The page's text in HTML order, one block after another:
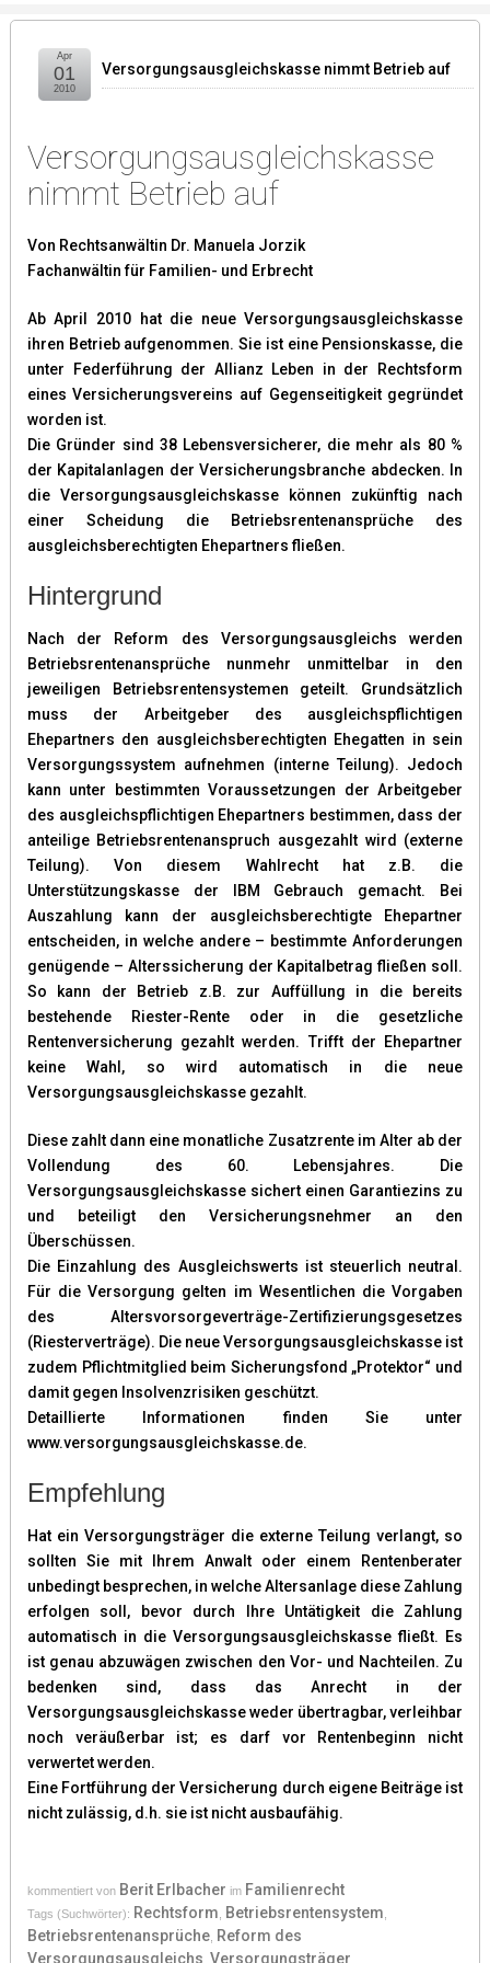
Versorgungsausgleichskasse nimmt Betrieb auf
Apr
01
2010
Versorgungsausgleichskasse
nimmt Betrieb auf
Von Rechtsanwältin Dr. Manuela Jorzik
Fachanwältin für Familien- und Erbrecht
Ab April 2010 hat die neue Versorgungsausgleichskasse
ihren Betrieb aufgenommen. Sie ist eine Pensionskasse, die
unter Federführung der Allianz Leben in der Rechtsform
eines Versicherungsvereins auf Gegenseitigkeit gegründet
worden ist.
Die Gründer sind 38 Lebensversicherer, die mehr als 80 %
der Kapitalanlagen der Versicherungsbranche abdecken. In
die Versorgungsausgleichskasse können zukünftig nach
einer Scheidung die Betriebsrentenansprüche des
ausgleichsberechtigten Ehepartners fließen.
Hintergrund
Nach der Reform des Versorgungsausgleichs werden
Betriebsrentenansprüche nunmehr unmittelbar in den
jeweiligen Betriebsrentensystemen geteilt. Grundsätzlich
muss der Arbeitgeber des ausgleichspflichtigen
Ehepartners den ausgleichsberechtigten Ehegatten in sein
Versorgungssystem aufnehmen (interne Teilung). Jedoch
kann unter bestimmten Voraussetzungen der Arbeitgeber
des ausgleichspflichtigen Ehepartners bestimmen, dass der
anteilige Betriebsrentenanspruch ausgezahlt wird (externe
Teilung). Von diesem Wahlrecht hat z.B. die
Unterstützungskasse der IBM Gebrauch gemacht. Bei
Auszahlung kann der ausgleichsberechtigte Ehepartner
entscheiden, in welche andere – bestimmte Anforderungen
genügende – Alterssicherung der Kapitalbetrag fließen soll.
So kann der Betrieb z.B. zur Auffüllung in die bereits
bestehende Riester-Rente oder in die gesetzliche
Rentenversicherung gezahlt werden. Trifft der Ehepartner
keine Wahl, so wird automatisch in die neue
Versorgungsausgleichskasse gezahlt.
Diese zahlt dann eine monatliche Zusatzrente im Alter ab der
Vollendung des 60. Lebensjahres. Die
Versorgungsausgleichskasse sichert einen Garantiezins zu
und beteiligt den Versicherungsnehmer an den
Überschüssen.
Die Einzahlung des Ausgleichswerts ist steuerlich neutral.
Für die Versorgung gelten im Wesentlichen die Vorgaben
des Altersvorsorgeverträge-Zertifizierungsgesetzes
(Riesterverträge). Die neue Versorgungsausgleichskasse ist
zudem Pflichtmitglied beim Sicherungsfond „Protektor“ und
damit gegen Insolvenzrisiken geschützt.
Detaillierte Informationen finden Sie unter
www.versorgungsausgleichskasse.de.
Empfehlung
Hat ein Versorgungsträger die externe Teilung verlangt, so
sollten Sie mit Ihrem Anwalt oder einem Rentenberater
unbedingt besprechen, in welche Altersanlage diese Zahlung
erfolgen soll, bevor durch Ihre Untätigkeit die Zahlung
automatisch in die Versorgungsausgleichskasse fließt. Es
ist genau abzuwägen zwischen den Vor- und Nachteilen. Zu
bedenken sind, dass das Anrecht in der
Versorgungsausgleichskasse weder übertragbar, verleihbar
noch veräußerbar ist; es darf vor Rentenbeginn nicht
verwertet werden.
Eine Fortführung der Versicherung durch eigene Beiträge ist
nicht zulässig, d.h. sie ist nicht ausbaufähig.
kommentiert von Berit Erlbacher im Familienrecht
Tags (Suchwörter): Rechtsform Betriebsrentensystem
Betriebsrentenansprüche,
Reform des
Versorgungsausgleichs Versorgungsträger